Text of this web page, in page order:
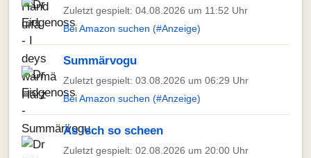
Zuletzt gespielt: 04.08.2026 um 11:52 Uhr
Bei Amazon suchen (#Anzeige)
Summärvogu
Zuletzt gespielt: 03.08.2026 um 06:29 Uhr
Bei Amazon suchen (#Anzeige)
Äs isch so scheen
Zuletzt gespielt: 02.08.2026 um 20:00 Uhr